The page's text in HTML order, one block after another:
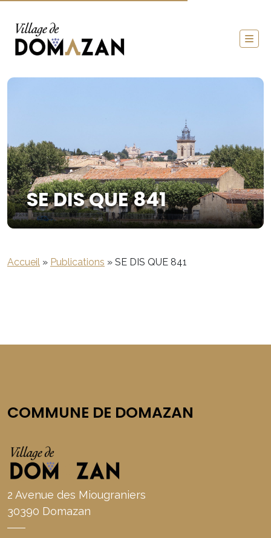
SE DIS QUE 841
Accueil » Publications » SE DIS QUE 841
COMMUNE DE DOMAZAN
2 Avenue des Miougraniers
30390 Domazan